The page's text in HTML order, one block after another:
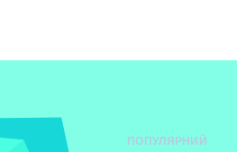
ПОПУЛЯРНИЙ